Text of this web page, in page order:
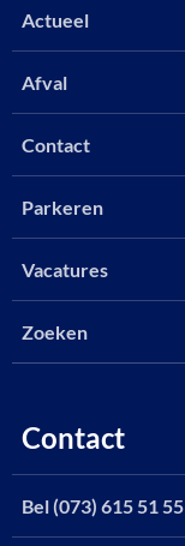
Actueel
Afval
Contact
Parkeren
Vacatures
Zoeken
Contact
Bel (073) 615 51 55